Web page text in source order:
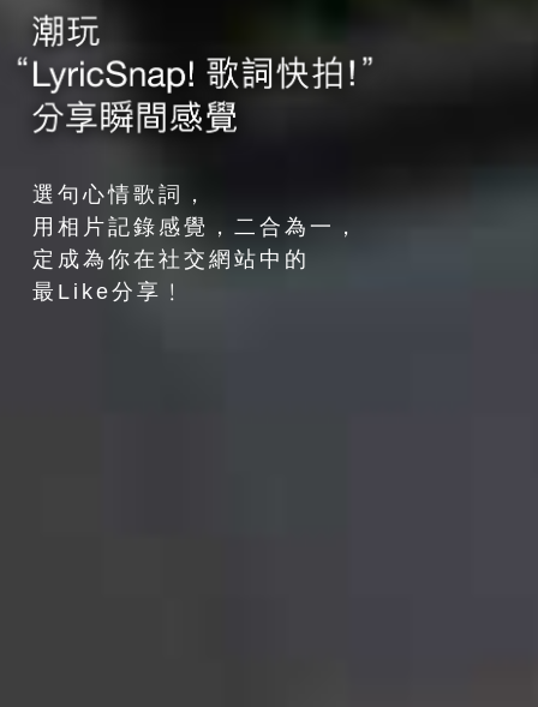
選句心情歌詞，
用相片記錄感覺，二合為一，
定成為你在社交網站中的
最Like分享﹗